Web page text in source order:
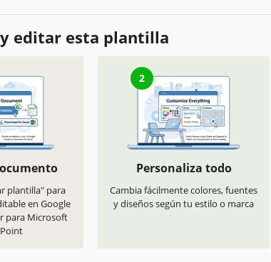
editar esta plantilla
plantilla" para
en Google
para Microsoft
2
Personaliza todo
Cambia fácilmente colores, fuentes
y diseños según tu estilo o marca